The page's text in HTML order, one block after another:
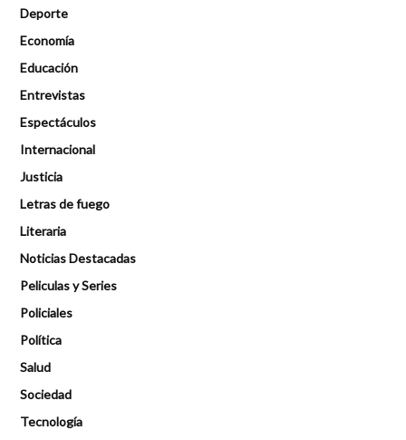
Deporte
Economía
Educación
Entrevistas
Espectáculos
Internacional
Justicia
Letras de fuego
Literaria
Noticias Destacadas
Peliculas y Series
Policiales
Política
Salud
Sociedad
Tecnología